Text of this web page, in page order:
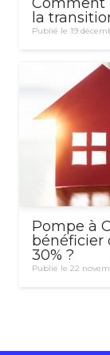
la
Publié le 19
Pompe à
bénéficier
30% ?
Publié le 22